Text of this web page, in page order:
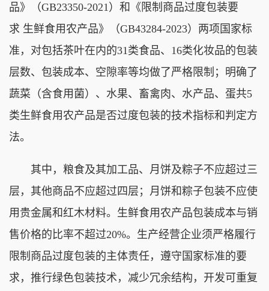
品》（GB23350-2021）和《限制商品过度包装要
求 生鲜食用农产品》（GB43284-2023）两项国家标
准，对包括茶叶在内的31类食品、16类化妆品的包装
层数、包装成本、空隙率等均做了严格限制；明确了
蔬菜（含食用菌）、水果、畜禽肉、水产品、蛋共5
类生鲜食用农产品是否过度包装的技术指标和判定方
法。
其中，粮食及其加工品、月饼及粽子不应超过三
层，其他商品不应超过四层；月饼和粽子包装不应使
用贵金属和红木材料。生鲜食用农产品包装成本与销
售价格的比率不超过20%。生产经营企业须严格履行
限制商品过度包装的主体责任，遵守国家标准的要
求，推行绿色包装技术，减少冗余结构，开发可重复